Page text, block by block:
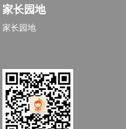
家长园地
家长园地